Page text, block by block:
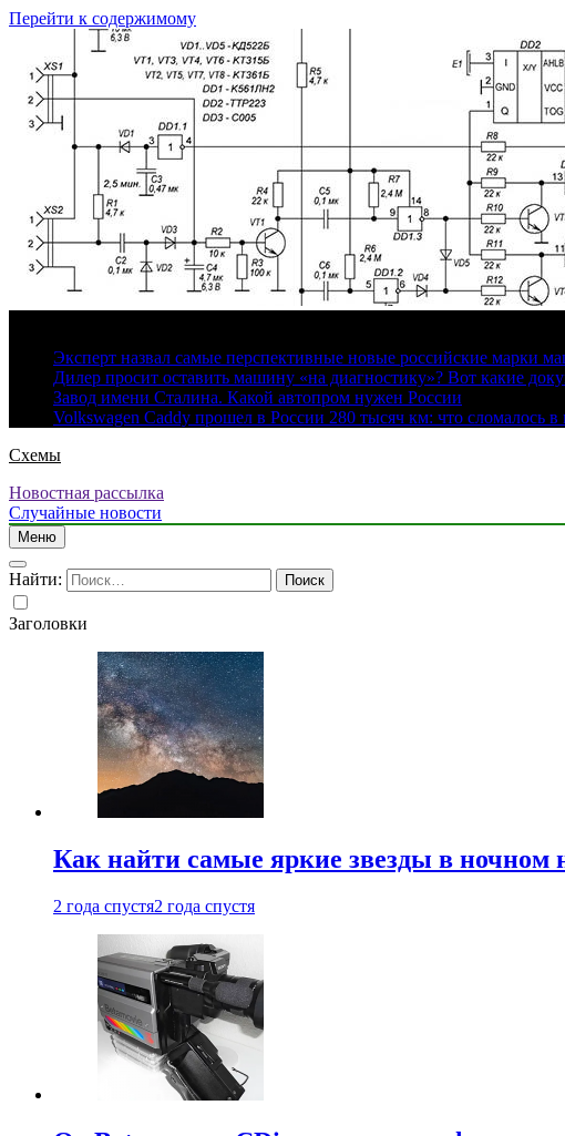
Перейти к содержимому
Эксперт назвал самые перспективные новые российские марки
Дилер просит оставить машину «на диагностику»? Вот какие
Завод имени Сталина. Какой автопром нужен России
Volkswagen Caddy прошел в России 280 тысяч км: что сломалось
Схемы
Новостная рассылка
Случайные новости
Меню
Найти:
Заголовки
Как найти самые яркие звезды в ночном
2 года спустя2 года спустя